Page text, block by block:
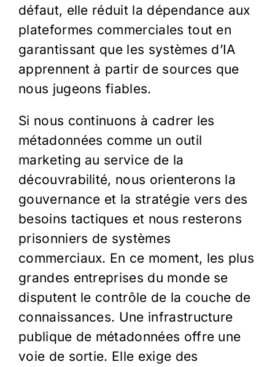
défaut, elle réduit la dépendance aux
plateformes commerciales tout en
garantissant que les systèmes d’IA
apprennent à partir de sources que
nous jugeons fiables.
Si nous continuons à cadrer les
métadonnées comme un outil
marketing au service de la
découvrabilité, nous orienterons la
gouvernance et la stratégie vers des
besoins tactiques et nous resterons
prisonniers de systèmes
commerciaux. En ce moment, les plus
grandes entreprises du monde se
disputent le contrôle de la couche de
connaissances. Une infrastructure
publique de métadonnées offre une
voie de sortie. Elle exige des